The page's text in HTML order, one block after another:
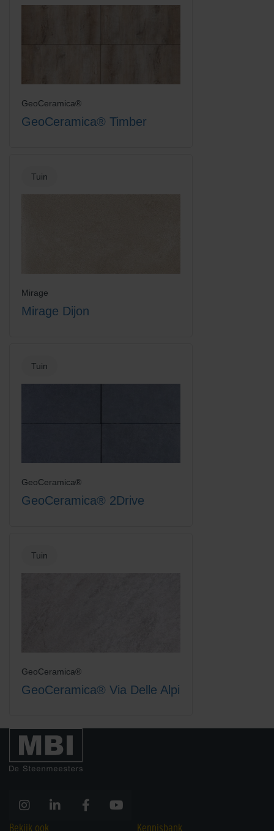
GeoCeramica®
GeoCeramica® Timber
Tuin
Mirage
Mirage Dijon
Tuin
GeoCeramica®
GeoCeramica® 2Drive
Tuin
GeoCeramica®
GeoCeramica® Via Delle Alpi
Bekijk ook Kennisbank